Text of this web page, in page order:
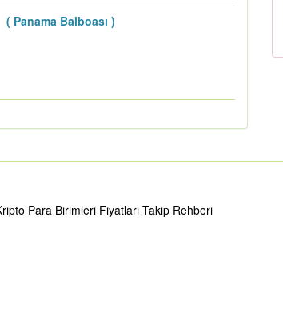
( Panama Balboası )
Para Birimleri Fiyatları Takip Rehberi